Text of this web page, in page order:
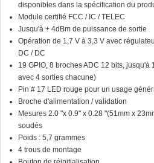
disponibles dans la spécification du
Module certifié FCC / IC / TELEC
Jusqu'à + 4dBm de puissance de sortie
Opération de 1,7 V à 3,3 V avec
DC / DC
19 GPIO, 8 broches ADC 12 bits, jusqu'à
avec 4 sorties chacune)
Pin # 17 LED rouge pour un usage
Broche d'alimentation / validation
Mesures 2.0 "x 0.9" x 0.28 "(51mm x
soudés
Poids : 5,7 grammes
4 trous de montage